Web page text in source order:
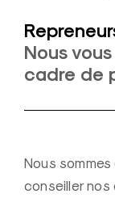
Nous
cadre de
Nous
conseiller nos